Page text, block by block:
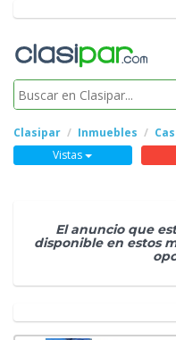
Clasipar Inmuebles
Vistas
El anuncio que
disponible en estos